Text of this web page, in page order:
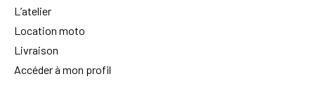
L’atelier
Location moto
Livraison
Accéder à mon profil